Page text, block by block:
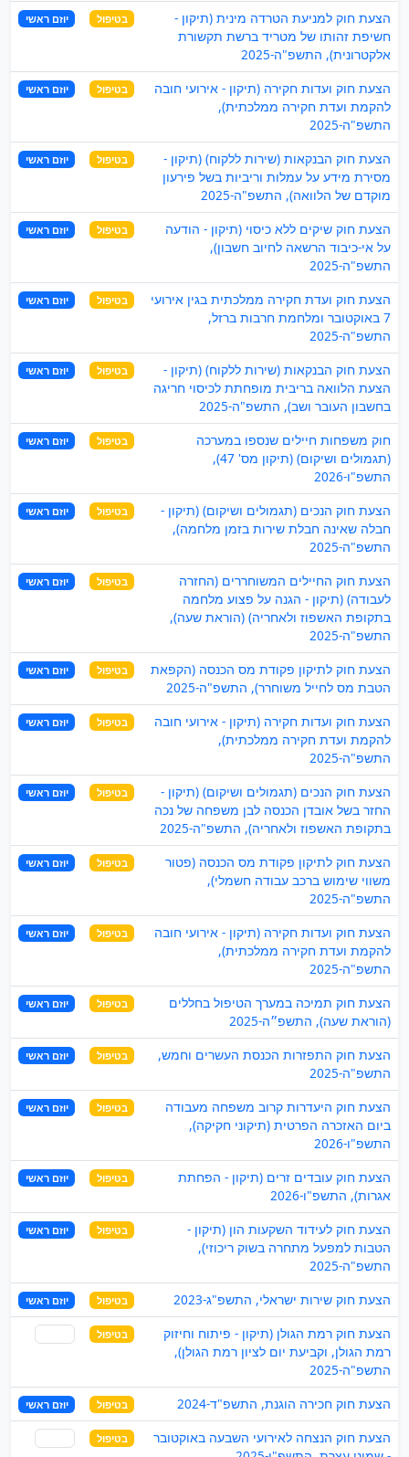
הצעת חוק למניעת הטרדה מינית (תיקון -
חשיפת זהותו של מטריד ברשת תקשורת
אלקטרונית), התשפ"ה-2025
בטיפול יוזם ראשי
הצעת חוק ועדות חקירה (תיקון - אירועי חובה
להקמת ועדת חקירה ממלכתית),
התשפ"ה-2025
בטיפול יוזם ראשי
הצעת חוק הבנקאות (שירות ללקוח) (תיקון -
מסירת מידע על עמלות וריביות בשל פירעון
מוקדם של הלוואה), התשפ"ה-2025
בטיפול יוזם ראשי
הצעת חוק שיקים ללא כיסוי (תיקון - הודעה
על אי-כיבוד הרשאה לחיוב חשבון),
התשפ"ה-2025
בטיפול יוזם ראשי
הצעת חוק ועדת חקירה ממלכתית בגין אירועי
7 באוקטובר ומלחמת חרבות ברזל,
התשפ"ה-2025
בטיפול יוזם ראשי
הצעת חוק הבנקאות (שירות ללקוח) (תיקון -
הצעת הלוואה בריבית מופחתת לכיסוי חריגה
בחשבון העובר ושב), התשפ"ה-2025
בטיפול יוזם ראשי
חוק משפחות חיילים שנספו במערכה
(תגמולים ושיקום) (תיקון מס' 47),
התשפ"ו-2026
בטיפול יוזם ראשי
הצעת חוק הנכים (תגמולים ושיקום) (תיקון -
חבלה שאינה חבלת שירות בזמן מלחמה),
התשפ"ה-2025
בטיפול יוזם ראשי
הצעת חוק החיילים המשוחררים (החזרה
לעבודה) (תיקון - הגנה על פצוע מלחמה
בתקופת האשפוז ולאחריה) (הוראת שעה),
התשפ"ה-2025
בטיפול יוזם ראשי
הצעת חוק לתיקון פקודת מס הכנסה (הקפאת
הטבת מס לחייל משוחרר), התשפ"ה-2025
בטיפול יוזם ראשי
הצעת חוק ועדות חקירה (תיקון - אירועי חובה
להקמת ועדת חקירה ממלכתית),
התשפ"ה-2025
בטיפול יוזם ראשי
הצעת חוק הנכים (תגמולים ושיקום) (תיקון -
החזר בשל אובדן הכנסה לבן משפחה של נכה
בתקופת האשפוז ולאחריה), התשפ"ה-2025
בטיפול יוזם ראשי
הצעת חוק לתיקון פקודת מס הכנסה (פטור
משווי שימוש ברכב עבודה חשמלי),
התשפ"ה-2025
בטיפול יוזם ראשי
הצעת חוק ועדות חקירה (תיקון - אירועי חובה
להקמת ועדת חקירה ממלכתית),
התשפ"ה-2025
בטיפול יוזם ראשי
הצעת חוק תמיכה במערך הטיפול בחללים
(הוראת שעה), התשפ״ה-2025
בטיפול יוזם ראשי
הצעת חוק התפזרות הכנסת העשרים וחמש,
התשפ"ה-2025
בטיפול יוזם ראשי
הצעת חוק היעדרות קרוב משפחה מעבודה
ביום האזכרה הפרטית (תיקוני חקיקה),
התשפ"ו-2026
בטיפול יוזם ראשי
הצעת חוק עובדים זרים (תיקון - הפחתת
אגרות), התשפ"ו-2026
בטיפול יוזם ראשי
הצעת חוק לעידוד השקעות הון (תיקון -
הטבות למפעל מתחרה בשוק ריכוזי),
התשפ"ה-2025
בטיפול יוזם ראשי
הצעת חוק שירות ישראלי, התשפ"ג-2023 בטיפול יוזם ראשי
הצעת חוק רמת הגולן (תיקון - פיתוח וחיזוק
רמת הגולן, וקביעת יום לציון רמת הגולן),
התשפ"ה-2025
בטיפול
הצעת חוק חכירה הוגנת, התשפ"ד-2024 בטיפול יוזם ראשי
הצעת חוק הנצחה לאירועי השבעה באוקטובר
בטיפול